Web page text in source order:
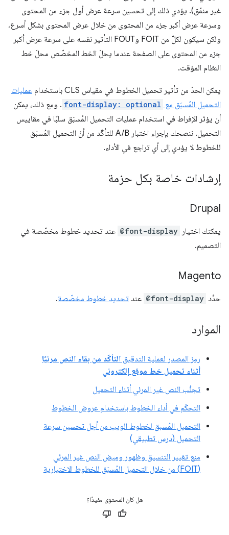
غير منمّق). يؤدي ذلك إلى تحسين سرعة عرض أول جزء من المحتوى
وسرعة عرض أكبر جزء من المحتوى من خلال عرض المحتوى بشكل أسرع،
ولكن سيكون لكلّ من FOIT وFOUT التأثير نفسه على سرعة عرض أكبر
جزء من المحتوى على الصفحة عندما يحلّ الخط المخصّص محلّ خط
النظام المؤقت.
يمكن الحدّ من تأثير تحميل الخطوط في مقياس CLS باستخدام
عمليات
التحميل المُسبَق مع font-display: optional . ومع ذلك، يمكن
أن يؤثر الإفراط في استخدام عمليات التحميل المُسبَق سلبًا في مقاييس
التحميل. ننصحك بإجراء اختبار A/B للتأكّد من أنّ التحميل المُسبَق
للخطوط لا يؤدي إلى أي تراجع في الأداء.
إرشادات خاصة بكل حزمة
Drupal
يمكنك اختيار @font-display عند تحديد خطوط مخصّصة في
التصميم.
Magento
حدِّد @font-display عند تحديد خطوط مخصّصة.
الموارد
رمز المصدر لعملية التدقيق التأكّد من بقاء النص مرئيًا
أثناء تحميل خط موقع إلكتروني
تجنُّب النص غير المرئي أثناء التحميل
التحكّم في أداء الخطوط باستخدام عروض الخطوط
التحميل المُسبق لخطوط الويب من أجل تحسين سرعة
التحميل (درس تطبيقي)
منع تغيير التنسيق وظهور وميض النص غير المرئي
(FOIT) من خلال التحميل المُسبَق للخطوط الاختيارية
هل كان المحتوى مفيدًا؟